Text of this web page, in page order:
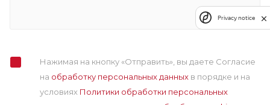
Нажимая на кнопку «Отправить», вы даете Согласие
на обработку персональных данных в порядке и на
условиях Политики обработки персональных
Privacy notice